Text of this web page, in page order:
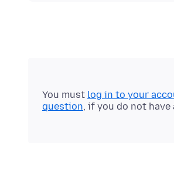
You must log in to your
question, if you do not have